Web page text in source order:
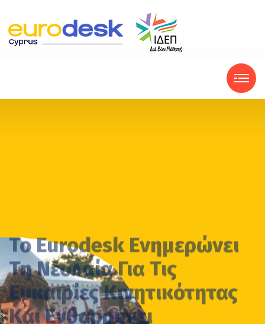
Τη Νεολαία Για Τις
Ευκαιρίες Κινητικότητας
Και Ενθαρρύνει
Την Ενεργό Πολιτότητα